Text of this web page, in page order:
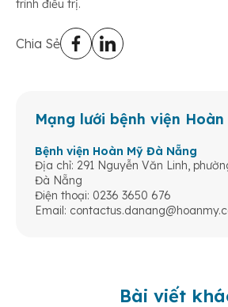
trình điều trị.
Chia Sẻ
Mạng lưới bệnh viện Hoàn
Bệnh viện Hoàn Mỹ Đà Nẵng
Địa chỉ: 291 Nguyễn Văn Linh,
Đà Nẵng
Điện thoại: 0236 3650 676
Email:
Bài viết